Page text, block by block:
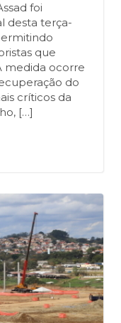
foi
desta terça-
que
medida ocorre
do
críticos da
[…]